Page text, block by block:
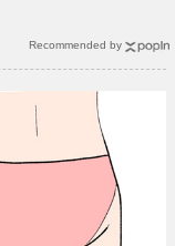
Recommended by